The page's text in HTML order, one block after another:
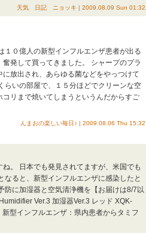
天気 日記 ニョッキ | 2009.08.09 Sun 01:32
１０億人の新型インフルエンザ患者が出る
発して買ってきました。 シャープのプラ
放出され、あらゆる菌などをやっつけて
らいの部屋で、１５分ほどでクリーンな空
リまで焼いてしまうというんだからすご
んまおの楽しい毎日♪ | 2009.08.06 Thu 15:32
。 日本でも発見されてますが、米国でも
ると、新型インフルエンザに感染したと
防に加湿器と空気清浄機を【お届けは8/7以
Ver.3 加湿器Ver.3 レッド XQK-
型インフルエンザ：県内患者からタミフ